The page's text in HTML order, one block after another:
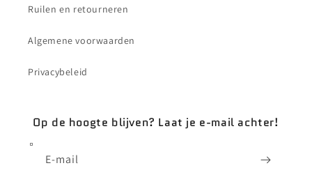
Ruilen en retourneren
Algemene voorwaarden
Privacybeleid
Op de hoogte blijven? Laat je e-mail achter!
E‑mail